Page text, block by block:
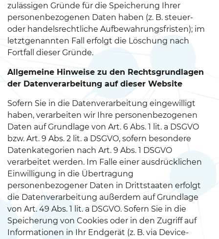
zulässigen Gründe für die Speicherung Ihrer
personenbezogenen Daten haben (z. B. steuer-
oder handelsrechtliche Aufbewahrungsfristen); im
letztgenannten Fall erfolgt die Löschung nach
Fortfall dieser Gründe.
Allgemeine Hinweise zu den Rechtsgrundlagen
der Datenverarbeitung auf dieser Website
Sofern Sie in die Datenverarbeitung eingewilligt
haben, verarbeiten wir Ihre personenbezogenen
Daten auf Grundlage von Art. 6 Abs. 1 lit. a DSGVO
bzw. Art. 9 Abs. 2 lit. a DSGVO, sofern besondere
Datenkategorien nach Art. 9 Abs. 1 DSGVO
verarbeitet werden. Im Falle einer ausdrücklichen
Einwilligung in die Übertragung
personenbezogener Daten in Drittstaaten erfolgt
die Datenverarbeitung außerdem auf Grundlage
von Art. 49 Abs. 1 lit. a DSGVO. Sofern Sie in die
Speicherung von Cookies oder in den Zugriff auf
Informationen in Ihr Endgerät (z. B. via Device-